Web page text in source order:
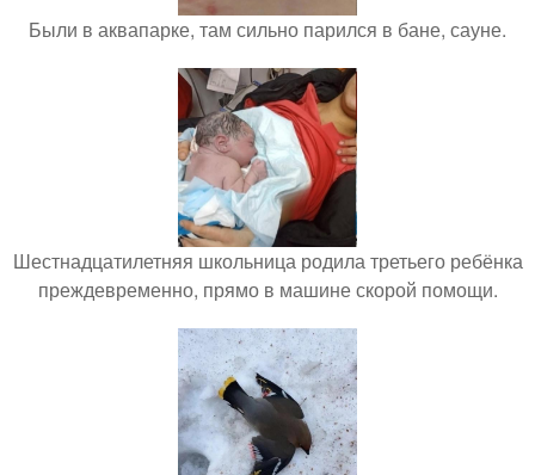
Были в аквапарке, там сильно парился в бане, сауне.
Шестнадцатилетняя школьница родила третьего ребёнка
преждевременно, прямо в машине скорой помощи.